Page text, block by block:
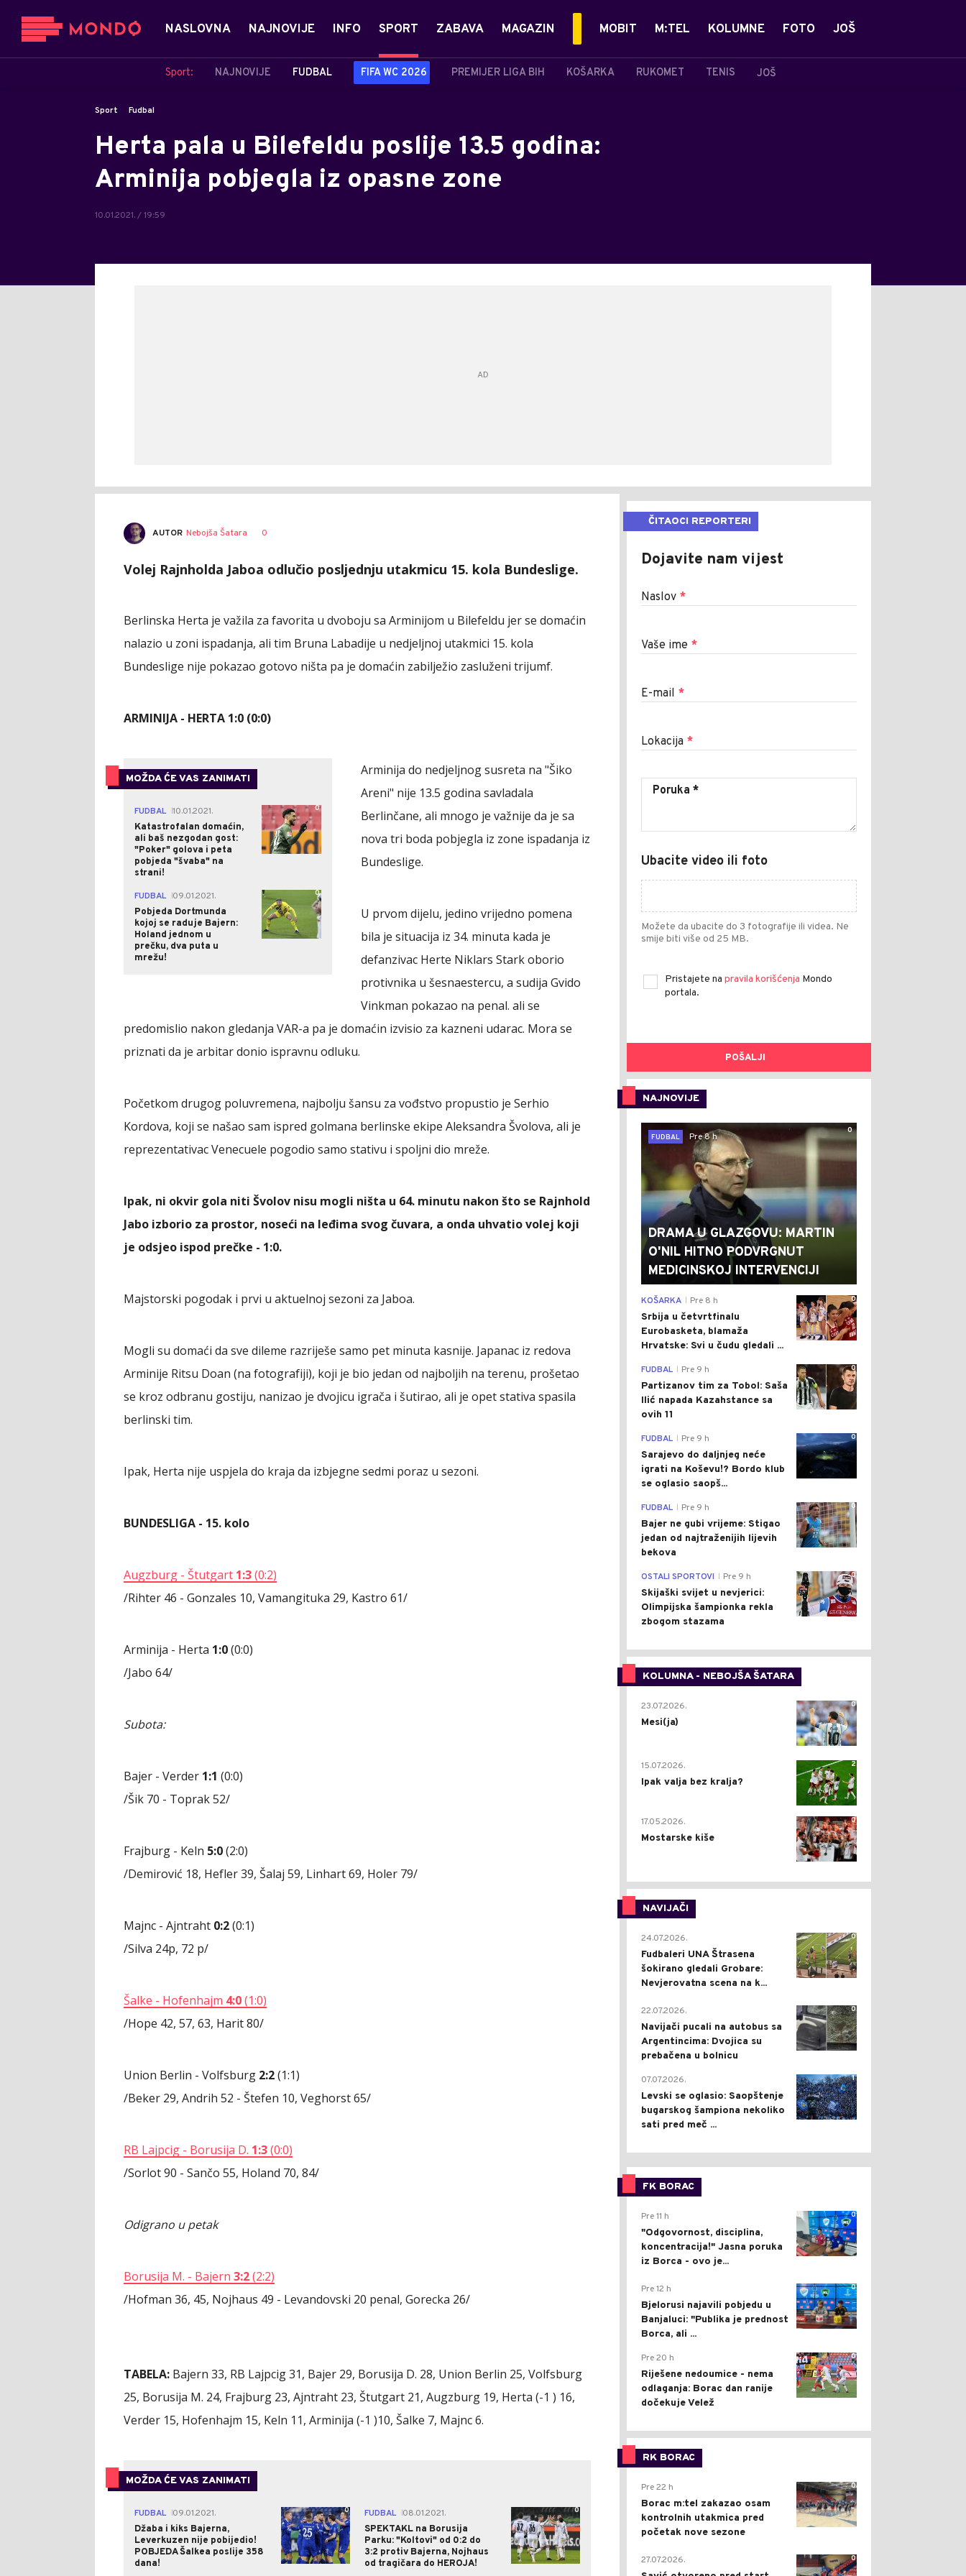
NASLOVNA NAJNOVIJE INFO SPORT
Sport: NAJNOVIJE FUDBAL FIFA WC 2026 PREMIJER LIGA BIH KOŠARKA RUKOMET TENIS JOŠ
ZABAVA MAGAZIN MOBIT M:TEL KOLUMNE FOTO JOŠ
Sport Fudbal
Herta pala u Bilefeldu poslije 13.5 godina:
Arminija pobjegla iz opasne zone
10.01.2021. / 19:59
AUTOR Nebojša Šatara 0
Volej Rajnholda Jaboa odlučio posljednju utakmicu 15. kola Bundeslige.
Berlinska Herta je važila za favorita u dvoboju sa Arminijom u Bilefeldu jer se domaćin
nalazio u zoni ispadanja, ali tim Bruna Labadije u nedjeljnoj utakmici 15. kola
Bundeslige nije pokazao gotovo ništa pa je domaćin zabilježio zasluženi trijumf.
ARMINIJA - HERTA 1:0 (0:0)
MOŽDA ĆE VAS ZANIMATI
FUDBAL 10.01.2021.
Katastrofalan domaćin,
ali baš nezgodan gost:
"Poker" golova i peta
pobjeda "švaba" na
strani!
0
FUDBAL 09.01.2021.
Pobjeda Dortmunda
kojoj se raduje Bajern:
Holand jednom u
prečku, dva puta u
mrežu!
0
Arminija do nedjeljnog susreta na "Šiko
Areni" nije 13.5 godina savladala
Berlinčane, ali mnogo je važnije da je sa
nova tri boda pobjegla iz zone ispadanja iz
Bundeslige.
U prvom dijelu, jedino vrijedno pomena
bila je situacija iz 34. minuta kada je
defanzivac Herte Niklars Stark oborio
protivnika u šesnaestercu, a sudija Gvido
Vinkman pokazao na penal. ali se
predomislio nakon gledanja VAR-a pa je domaćin izvisio za kazneni udarac. Mora se
priznati da je arbitar donio ispravnu odluku.
Početkom drugog poluvremena, najbolju šansu za vođstvo propustio je Serhio
Kordova, koji se našao sam ispred golmana berlinske ekipe Aleksandra Švolova, ali je
reprezentativac Venecuele pogodio samo stativu i spoljni dio mreže.
Ipak, ni okvir gola niti Švolov nisu mogli ništa u 64. minutu nakon što se Rajnhold
Jabo izborio za prostor, noseći na leđima svog čuvara, a onda uhvatio volej koji
je odsjeo ispod prečke - 1:0.
Majstorski pogodak i prvi u aktuelnoj sezoni za Jaboa.
Mogli su domaći da sve dileme razriješe samo pet minuta kasnije. Japanac iz redova
Arminije Ritsu Doan (na fotografiji), koji je bio jedan od najboljih na terenu, prošetao
se kroz odbranu gostiju, nanizao je dvojicu igrača i šutirao, ali je opet stativa spasila
berlinski tim.
Ipak, Herta nije uspjela do kraja da izbjegne sedmi poraz u sezoni.
BUNDESLIGA - 15. kolo
Augzburg - Štutgart 1:3(0:2)
/Rihter 46 - Gonzales 10, Vamangituka 29, Kastro 61/
Arminija - Herta 1:0(0:0)
/Jabo 64/
Subota:
Bajer - Verder 1:1 (0:0)
/Šik 70 - Toprak 52/
Frajburg - Keln 5:0(2:0)
/Demirović 18, Hefler 39, Šalaj 59, Linhart 69, Holer 79/
Majnc - Ajntraht 0:2(0:1)
/Silva 24p, 72 p/
Šalke - Hofenhajm 4:0(1:0)
/Hope 42, 57, 63, Harit 80/
Union Berlin - Volfsburg 2:2(1:1)
/Beker 29, Andrih 52 - Štefen 10, Veghorst 65/
RB Lajpcig - Borusija D. 1:3(0:0)
/Sorlot 90 - Sančo 55, Holand 70, 84/
Odigrano u petak
Borusija M. - Bajern 3:2(2:2)
/Hofman 36, 45, Nojhaus 49 - Levandovski 20 penal, Gorecka 26/
TABELA: Bajern 33, RB Lajpcig 31, Bajer 29, Borusija D. 28, Union Berlin 25, Volfsburg
25, Borusija M. 24, Frajburg 23, Ajntraht 23, Štutgart 21, Augzburg 19, Herta (-1 ) 16,
Verder 15, Hofenhajm 15, Keln 11, Arminija (-1 )10, Šalke 7, Majnc 6.
MOŽDA ĆE VAS ZANIMATI
FUDBAL 09.01.2021.
Džaba i kiks Bajerna,
Leverkuzen nije pobijedio!
POBJEDA Šalkea poslije 358
dana!
0 FUDBAL 08.01.2021.
SPEKTAKL na Borusija
Parku: "Koltovi" od 0:2 do
3:2 protiv Bajerna, Nojhaus
od tragičara do HEROJA!
0
ČITAOCI REPORTERI
Dojavite nam vijest
Naslov *
Vaše ime *
E-mail *
Lokacija *
Ubacite video ili foto
Možete da ubacite do 3 fotografije ili videa. Ne
smije biti više od 25 MB.
Pristajete na pravila korišćenja Mondo
portala.
POŠALJI
NAJNOVIJE
0
FUDBAL
Pre 8 h
DRAMA U GLAZGOVU: MARTIN
O'NIL HITNO PODVRGNUT
MEDICINSKOJ INTERVENCIJI
0
KOŠARKA Pre 8 h
Srbija u četvrtfinalu
Eurobasketa, blamaža
Hrvatske: Svi u čudu gledali ...
0
FUDBAL Pre 9 h
Partizanov tim za Tobol: Saša
Ilić napada Kazahstance sa
ovih 11
0
FUDBAL Pre 9 h
Sarajevo do daljnjeg neće
igrati na Koševu!? Bordo klub
se oglasio saopš...
0
FUDBAL Pre 9 h
Bajer ne gubi vrijeme: Stigao
jedan od najtraženijih lijevih
bekova
0
OSTALI SPORTOVI Pre 9 h
Skijaški svijet u nevjerici:
Olimpijska šampionka rekla
zbogom stazama
KOLUMNA - NEBOJŠA ŠATARA
0
23.07.2026.
Mesi(ja)
2
15.07.2026.
Ipak valja bez kralja?
0
17.05.2026.
Mostarske kiše
NAVIJAČI
0
24.07.2026.
Fudbaleri UNA Štrasena
šokirano gledali Grobare:
Nevjerovatna scena na k...
0
22.07.2026.
Navijači pucali na autobus sa
Argentincima: Dvojica su
prebačena u bolnicu
1
07.07.2026.
Levski se oglasio: Saopštenje
bugarskog šampiona nekoliko
sati pred meč ...
FK BORAC
0
Pre 11 h
"Odgovornost, disciplina,
koncentracija!" Jasna poruka
iz Borca - ovo je...
0
Pre 12 h
Bjelorusi najavili pobjedu u
Banjaluci: "Publika je prednost
Borca, ali ...
0
Pre 20 h
Riješene nedoumice - nema
odlaganja: Borac dan ranije
dočekuje Velež
RK BORAC
0
Pre 22 h
Borac m:tel zakazao osam
kontrolnih utakmica pred
početak nove sezone
0
27.07.2026.